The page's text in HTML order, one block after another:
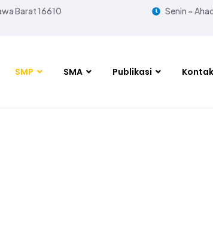
Barat 16610 Senin ~
SMP SMA Publikasi Kontak